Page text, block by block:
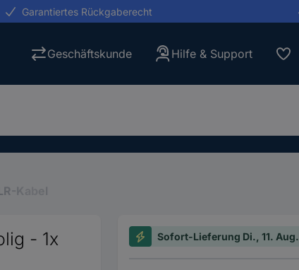
Garantiertes Rückgaberecht
Geschäftskunde Hilfe & Support
Kabel
- 1x
Sofort-Lieferung Di., 11. Aug.